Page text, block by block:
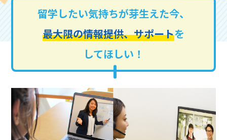
留学したい気持ちが芽生えた今、
最大限の情報提供、サポートを
してほしい！